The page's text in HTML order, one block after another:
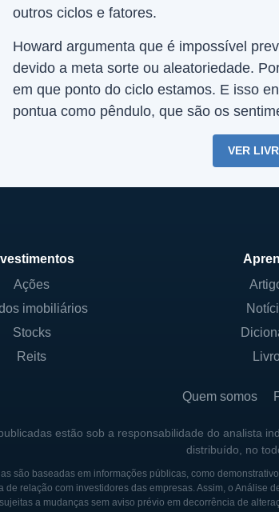
outros ciclos e fatores.
Howard argumenta que é impossível
devido a meta sorte ou aleatoriedade.
em que ponto do ciclo estamos. E isso
pontua como pêndulo, que são os
VER
Ações
imobiliários
Stocks
Reits
Quem somos
estão sob a responsabilidade do analista
distribuído, no
são baseadas em informações públicas, como
de relação com investidores das empresas. Assim, o Análise
a mudanças sem aviso prévio em decorrência de